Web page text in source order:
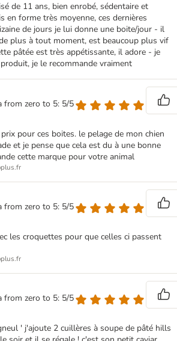
de 11 ans, bien enrobé, sédentaire et
en forme très moyenne, ces dernières
de jours je lui donne une boite/jour - il
plus à tout moment, est beaucoup plus vif
pâtée est très appétissante, il adore - je
je le recommande vraiment
from zero to 5: 5/5
pour ces boites. le pelage de mon chien
et je pense que cela est du à une bonne
cette marque pour votre animal
from zero to 5: 5/5
les croquettes pour que celles ci passent
from zero to 5: 5/5
' j'ajoute 2 cuillères à soupe de pâté hills